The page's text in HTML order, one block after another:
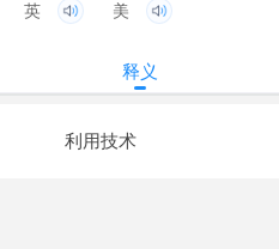
英 美
释义
利用技术